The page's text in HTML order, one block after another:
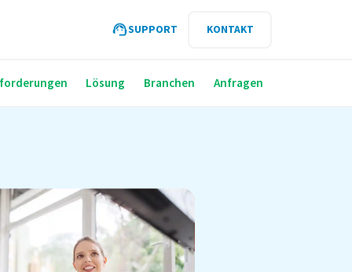
SUPPORT KONTAKT
Lösung Branchen Anfragen